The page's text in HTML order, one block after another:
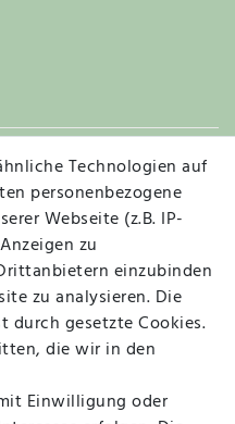
Kontakt
Technologien auf
personenbezogene
Webseite (z.B. IP-
zu
einzubinden
zu analysieren. Die
durch gesetzte Cookies.
die wir in den
Einwilligung oder